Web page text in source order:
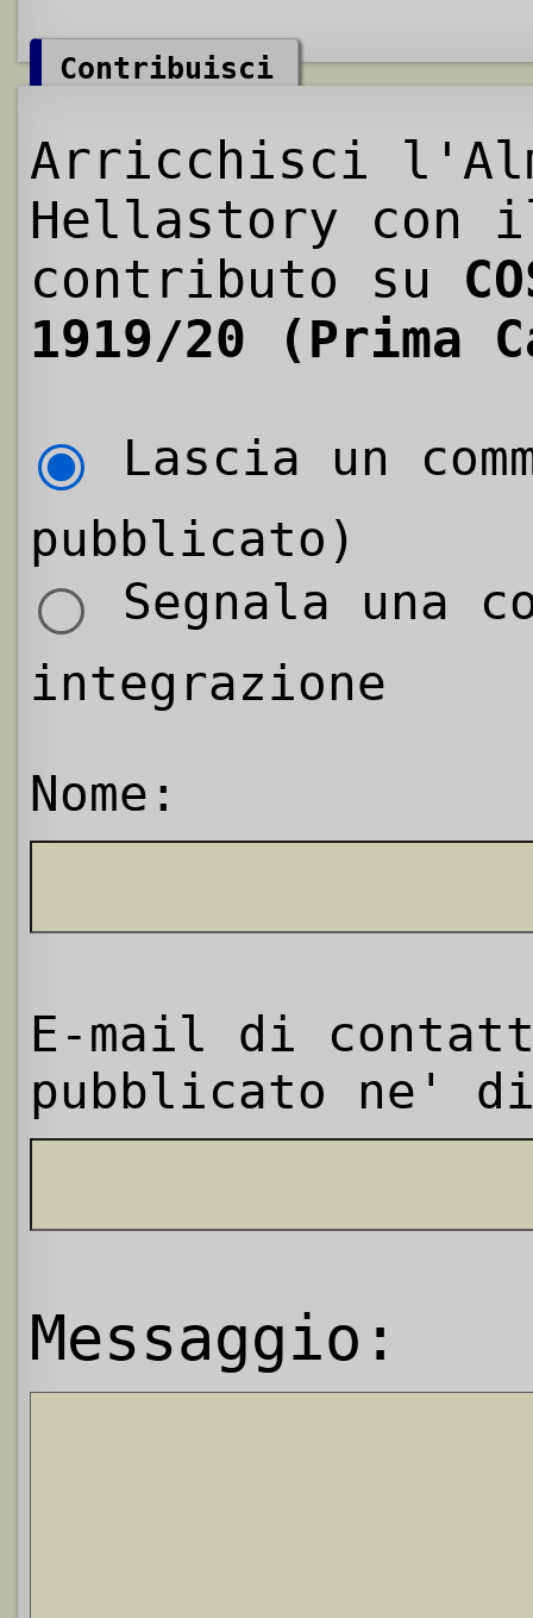
Contribuisci
Arricchisci
Hellastory con
contributo su
1919/20 (Prima
Lascia un
pubblicato)
Segnala una
integrazione
Nome:
E-mail di
pubblicato ne'
Messaggio: